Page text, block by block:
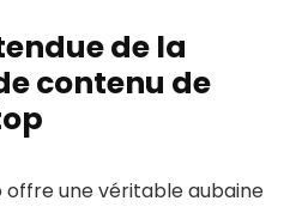
de la
contenu de
offre une véritable aubaine